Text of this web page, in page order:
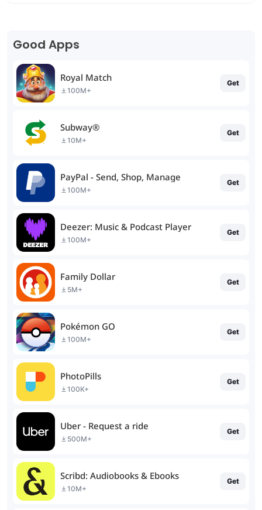
Good Apps
Royal Match
100M+
Get
Subway®
10M+
Get
PayPal - Send, Shop, Manage
100M+
Get
Deezer: Music & Podcast Player
100M+
Get
Family Dollar
5M+
Get
Pokémon GO
100M+
Get
PhotoPills
100K+
Get
Uber - Request a ride
500M+
Get
Scribd: Audiobooks & Ebooks
10M+
Get